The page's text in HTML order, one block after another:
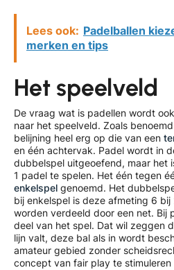
Lees ook: Padelballen
merken en tips
Het speelveld
De vraag wat is padellen wordt
naar het speelveld. Zoals
belijning heel erg op die van een
en één achtervak. Padel wordt in
dubbelspel uitgeoefend, maar het
1 padel te spelen. Het één tegen
enkelspel genoemd. Het
bij enkelspel is deze afmeting 6
worden verdeeld door een net. Bij
deel van het spel. Dat wil zeggen
lijn valt, deze bal als in wordt
amateur gebied zonder
concept van fair play te stimuleren